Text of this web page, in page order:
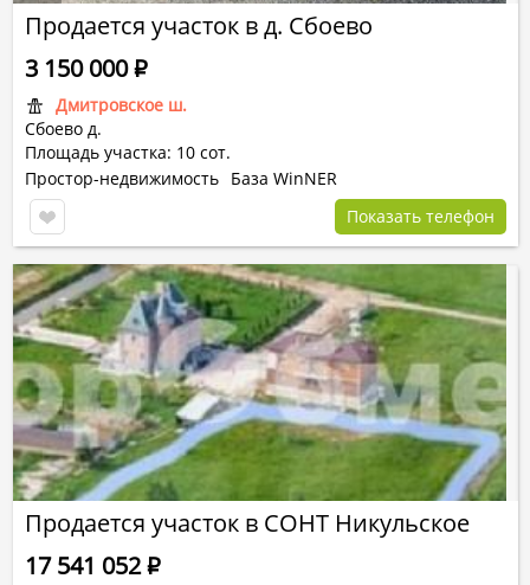
Продается участок в д. Сбоево
Дмитровское ш.
Сбоево д.
Площадь участка: 10 сот.
3 150 000Р
Простор-недвижимость База WinNER
Показать телефон
Продается участок в СОНТ Никульское
17 541 052Р